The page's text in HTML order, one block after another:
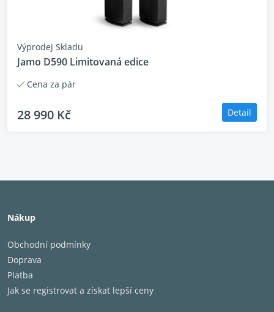
Výprodej Skladu
Jamo D590 Limitovaná edice
Cena za pár
28 990 Kč Detail
Nákup
Obchodní podmínky
Doprava
Platba
Jak se registrovat a získat lepší ceny